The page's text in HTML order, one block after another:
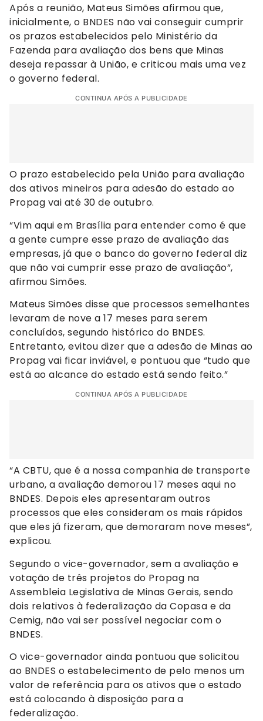
Após a reunião, Mateus Simões afirmou que,
inicialmente, o BNDES não vai conseguir cumprir
os prazos estabelecidos pelo Ministério da
Fazenda para avaliação dos bens que Minas
deseja repassar à União, e criticou mais uma vez
o governo federal.
CONTINUA APÓS A PUBLICIDADE
O prazo estabelecido pela União para avaliação
dos ativos mineiros para adesão do estado ao
Propag vai até 30 de outubro.
“Vim aqui em Brasília para entender como é que
a gente cumpre esse prazo de avaliação das
empresas, já que o banco do governo federal diz
que não vai cumprir esse prazo de avaliação”,
afirmou Simões.
Mateus Simões disse que processos semelhantes
levaram de nove a 17 meses para serem
concluídos, segundo histórico do BNDES.
Entretanto, evitou dizer que a adesão de Minas ao
Propag vai ficar inviável, e pontuou que “tudo que
está ao alcance do estado está sendo feito.”
CONTINUA APÓS A PUBLICIDADE
“A CBTU, que é a nossa companhia de transporte
urbano, a avaliação demorou 17 meses aqui no
BNDES. Depois eles apresentaram outros
processos que eles consideram os mais rápidos
que eles já fizeram, que demoraram nove meses”,
explicou.
Segundo o vice-governador, sem a avaliação e
votação de três projetos do Propag na
Assembleia Legislativa de Minas Gerais, sendo
dois relativos à federalização da Copasa e da
Cemig, não vai ser possível negociar com o
BNDES.
O vice-governador ainda pontuou que solicitou
ao BNDES o estabelecimento de pelo menos um
valor de referência para os ativos que o estado
está colocando à disposição para a
federalização.